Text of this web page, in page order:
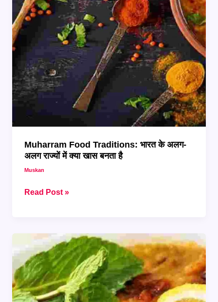
Muharram Food Traditions: भारत के अलग-
अलग राज्यों में क्या खास बनता है
Muskan
Muharram
के
अलग-
अलग
राज्यों
में
Read Post »